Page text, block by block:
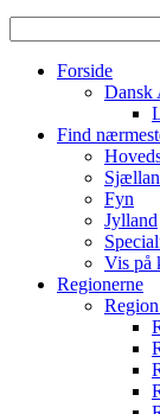
Forside
Dansk
Find
Fyn
Jylland
Vis på
Regionerne